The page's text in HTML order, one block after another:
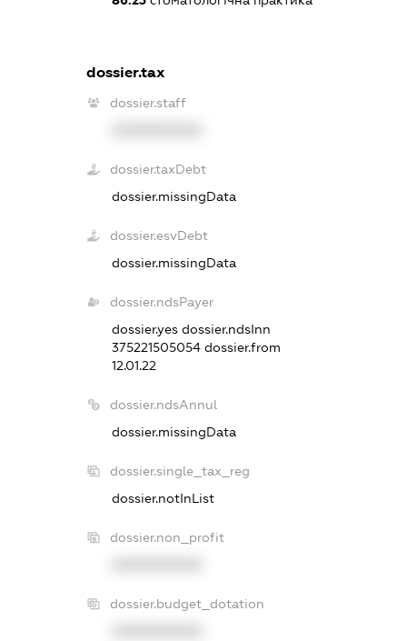
dossier.tax
dossier.staff
dossier.taxDebt
dossier.missingData
dossier.esvDebt
dossier.missingData
dossier.ndsPayer
dossier.yes dossier.ndsInn
375221505054 dossier.from
12.01.22
dossier.ndsAnnul
dossier.missingData
dossier.single_tax_reg
dossier.notInList
dossier.non_profit
dossier.budget_dotation